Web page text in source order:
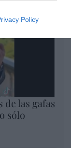
Policy
de las gafas
sólo